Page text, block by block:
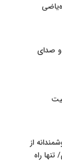
و صدای
از
راه